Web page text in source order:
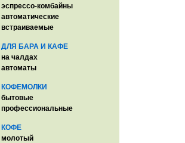
эспрессо-комбайны
автоматические
встраиваемые
ДЛЯ БАРА И КАФЕ
на чалдах
автоматы
КОФЕМОЛКИ
бытовые
профессиональные
КОФЕ
молотый